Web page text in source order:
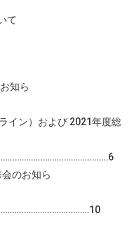
て
知ら
イン）および 2021年度総
のお知ら